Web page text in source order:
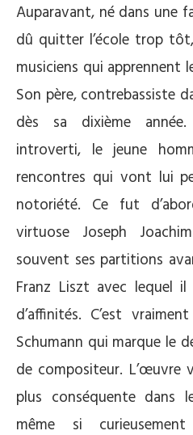
Auparavant, né dans une
dû quitter l’école trop
musiciens qui apprennent
Son père, contrebassiste
dès sa dixième
introverti, le jeune
rencontres qui vont lui
notoriété. Ce fut
virtuose Joseph
souvent ses partitions
Franz Liszt avec lequel
d’affinités. C’est
Schumann qui marque le
de compositeur. L’œuvre
plus conséquente dans
même si